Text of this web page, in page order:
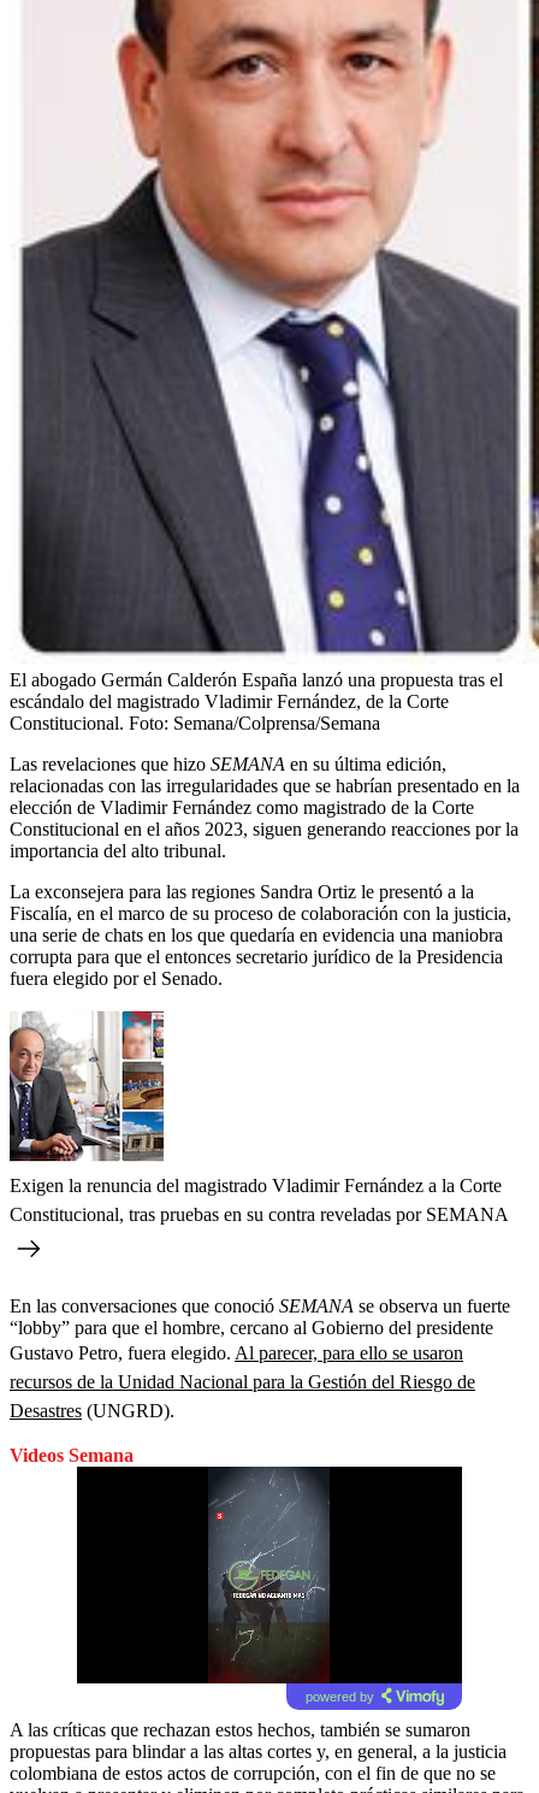
El abogado Germán Calderón España lanzó una propuesta tras el
escándalo del magistrado Vladimir Fernández, de la Corte
Constitucional. Foto: Semana/Colprensa/Semana
Las revelaciones que hizo SEMANA en su última edición,
relacionadas con las irregularidades que se habrían presentado en la
elección de Vladimir Fernández como magistrado de la Corte
Constitucional en el años 2023, siguen generando reacciones por la
importancia del alto tribunal.
La exconsejera para las regiones Sandra Ortiz le presentó a la
Fiscalía, en el marco de su proceso de colaboración con la justicia,
una serie de chats en los que quedaría en evidencia una maniobra
corrupta para que el entonces secretario jurídico de la Presidencia
fuera elegido por el Senado.
Exigen la renuncia del magistrado Vladimir Fernández a la Corte
Constitucional, tras pruebas en su contra reveladas por SEMANA
En las conversaciones que conoció SEMANA se observa un fuerte
“lobby” para que el hombre, cercano al Gobierno del presidente
Gustavo Petro, fuera elegido. Al parecer, para ello se usaron
recursos de la Unidad Nacional para la Gestión del Riesgo de
Desastres (UNGRD).
Videos Semana
powered by
A las críticas que rechazan estos hechos, también se sumaron
propuestas para blindar a las altas cortes y, en general, a la justicia
colombiana de estos actos de corrupción, con el fin de que no se